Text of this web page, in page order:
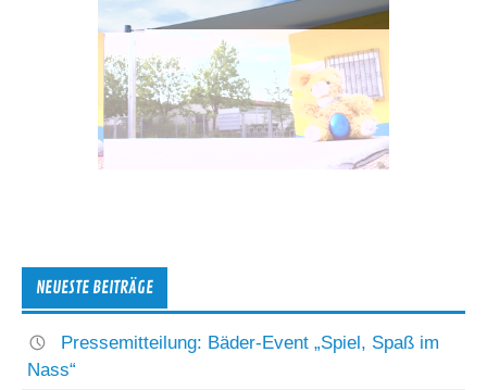
NEUESTE BEITRÄGE
Pressemitteilung: Bäder-Event „Spiel, Spaß im
Nass“